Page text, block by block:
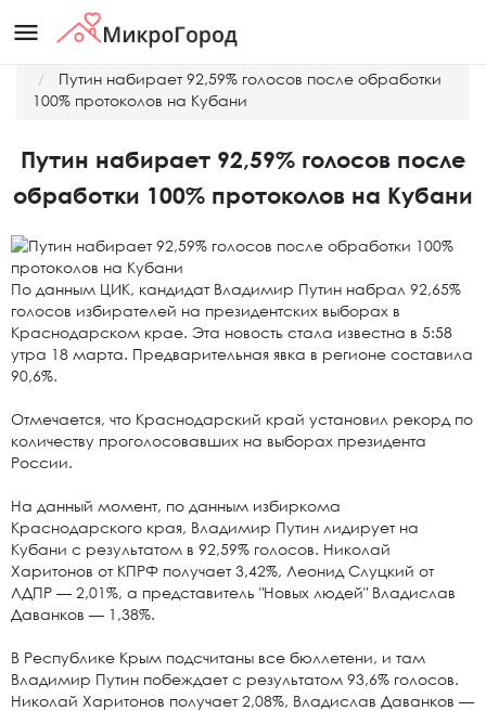
menu
Путин набирает 92,59% голосов после обработки
100% протоколов на Кубани
Путин набирает 92,59% голосов после
обработки 100% протоколов на Кубани
По данным ЦИК, кандидат Владимир Путин набрал 92,65%
голосов избирателей на президентских выборах в
Краснодарском крае. Эта новость стала известна в 5:58
утра 18 марта. Предварительная явка в регионе составила
90,6%.
Отмечается, что Краснодарский край установил рекорд по
количеству проголосовавших на выборах президента
России.
На данный момент, по данным избиркома
Краснодарского края, Владимир Путин лидирует на
Кубани с результатом в 92,59% голосов. Николай
Харитонов от КПРФ получает 3,42%, Леонид Слуцкий от
ЛДПР — 2,01%, а представитель "Новых людей" Владислав
Даванков — 1,38%.
В Республике Крым подсчитаны все бюллетени, и там
Владимир Путин побеждает с результатом 93,6% голосов.
Николай Харитонов получает 2,08%, Владислав Даванков —